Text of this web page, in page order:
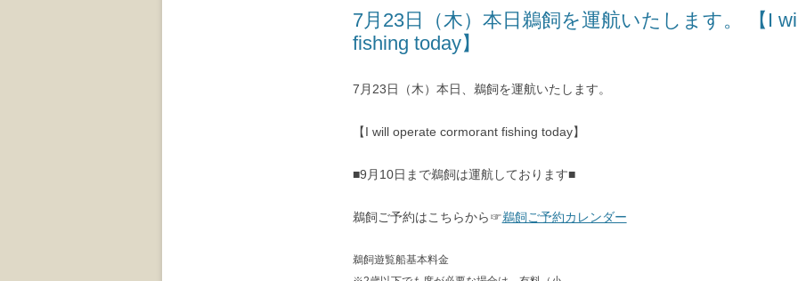
7月23日（木）本日鵜飼を運航いたします。 【I
fishing today】
7月23日（木）本日、鵜飼を運航いたします。
【I will operate cormorant fishing today】
■9月10日まで鵜飼は運航しております■
鵜飼ご予約はこちらから☞鵜飼ご予約カレンダー
鵜飼遊覧船基本料金